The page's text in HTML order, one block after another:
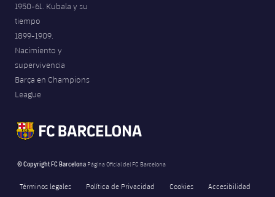
1950-61. Kubala y su
tiempo
1899-1909.
Nacimiento y
supervivencia
Barça en Champions
League
© Copyright FC Barcelona Página Oficial del FC Barcelona
Términos legales Política de Privacidad Cookies Accesibilidad